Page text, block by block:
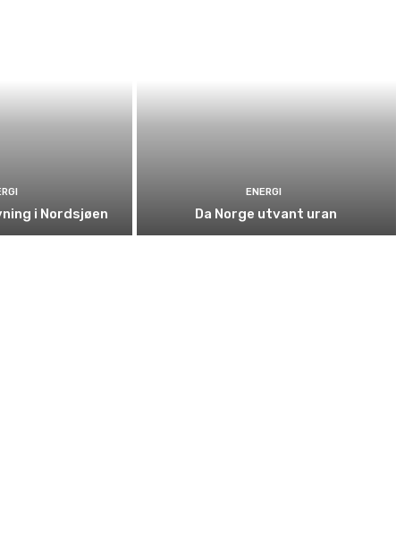
i Nordsjøen
ENERGI
Da Norge utvant uran